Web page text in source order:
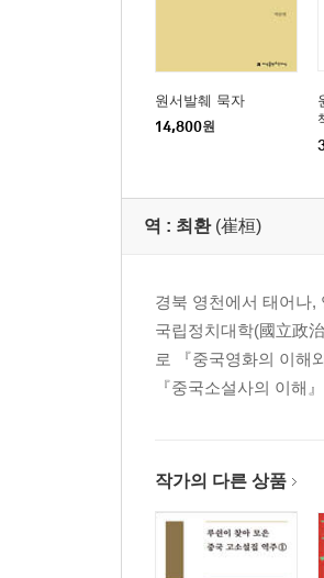
원서발췌 묵자
14,800원
역 : 최환 (崔桓)
경북 영천에서 태어나
국립정치대학(國立政
로 『중국영화의 이해
『중국소설사의 이해
작가의 다른 상품